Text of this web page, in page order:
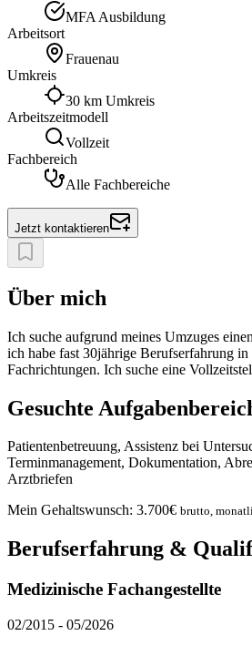
MFA Ausbildung
Arbeitsort
Frauenau
Umkreis
30 km Umkreis
Arbeitszeitmodell
Vollzeit
Fachbereich
Alle Fachbereiche
Jetzt kontaktieren
Über mich
Ich suche aufgrund meines Umzuges
ich habe fast 30jährige Berufserfahrung in
Fachrichtungen. Ich suche eine
Gesuchte
Patientenbetreuung, Assistenz bei
Terminmanagement, Dokumentation,
Arztbriefen
Mein Gehaltswunsch: 3.700€ brutto,
Berufserfahrung &
Medizinische Fachangestellte
02/2015 - 05/2026